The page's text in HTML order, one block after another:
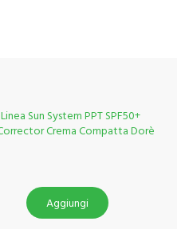
Sun System PPT SPF50+
Crema Compatta Dorè
Aggiungi